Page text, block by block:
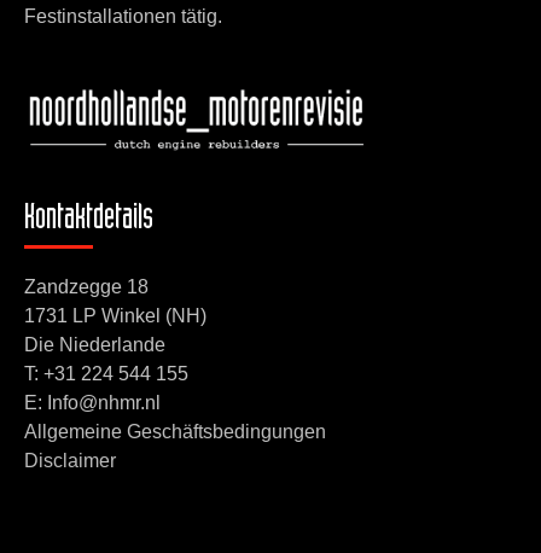
Festinstallationen tätig.
Kontaktdetails
Zandzegge 18
1731 LP Winkel (NH)
Die Niederlande
T: +31 224 544 155
E: Info@nhmr.nl
Allgemeine Geschäftsbedingungen
Disclaimer